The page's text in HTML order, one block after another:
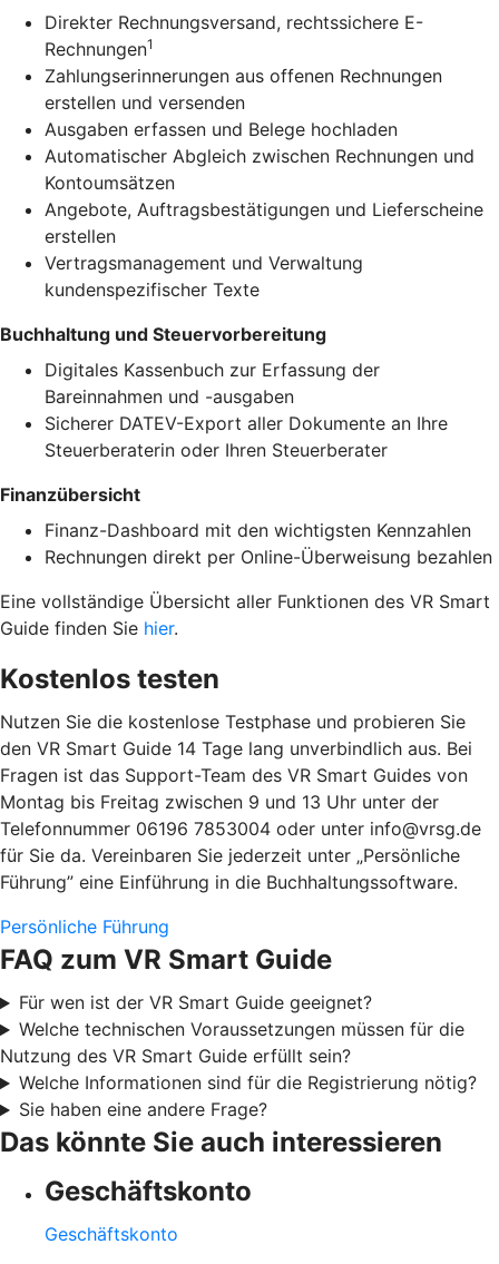
Direkter Rechnungsversand, rechtssichere E-
Rechnungen1
Zahlungserinnerungen aus offenen Rechnungen
erstellen und versenden
Ausgaben erfassen und Belege hochladen
Automatischer Abgleich zwischen Rechnungen und
Kontoumsätzen
Angebote, Auftragsbestätigungen und Lieferscheine
erstellen
Vertragsmanagement und Verwaltung
kundenspezifischer Texte
Buchhaltung und Steuervorbereitung
Digitales Kassenbuch zur Erfassung der
Bareinnahmen und -ausgaben
Sicherer DATEV-Export aller Dokumente an Ihre
Steuerberaterin oder Ihren Steuerberater
Finanzübersicht
Finanz-Dashboard mit den wichtigsten Kennzahlen
Rechnungen direkt per Online-Überweisung bezahlen
Eine vollständige Übersicht aller Funktionen des VR Smart
Guide finden Sie hier.
Kostenlos testen
Nutzen Sie die kostenlose Testphase und probieren Sie
den VR Smart Guide 14 Tage lang unverbindlich aus. Bei
Fragen ist das Support-Team des VR Smart Guides von
Montag bis Freitag zwischen 9 und 13 Uhr unter der
Telefonnummer 06196 7853004 oder unter info@vrsg.de
für Sie da. Vereinbaren Sie jederzeit unter „Persönliche
Führung” eine Einführung in die Buchhaltungssoftware.
Persönliche Führung
FAQ zum VR Smart Guide
Für wen ist der VR Smart Guide geeignet?
Welche technischen Voraussetzungen müssen für die
Nutzung des VR Smart Guide erfüllt sein?
Welche Informationen sind für die Registrierung nötig?
Sie haben eine andere Frage?
Das könnte Sie auch interessieren
Geschäftskonto
Geschäftskonto